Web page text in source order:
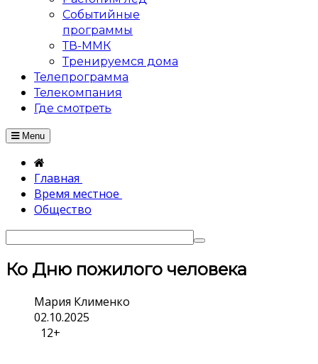
Событийные
программы
ТВ-ММК
Тренируемся дома
Телепрограмма
Телекомпания
Где смотреть
Menu
Главная
Время местное
Общество
Ко Дню пожилого человека
Мария Клименко
02.10.2025
12+